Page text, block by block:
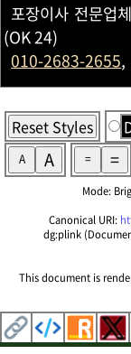
포장이사 전문업
(OK 24)
010-2683-2655,
Reset Styles
A A = =
Mode:
Canonical URI:
dg:plink
This document is